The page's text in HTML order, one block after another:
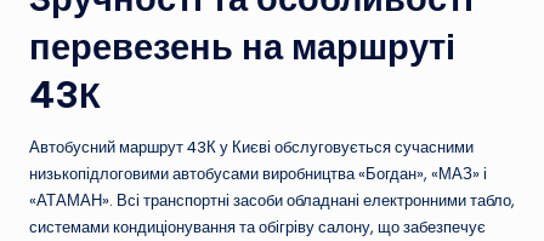
перевезень на маршруті
43К
Автобусний маршрут 43К у Києві обслуговується сучасними
низькопідлоговими автобусами виробництва «Богдан», «МАЗ» і
«АТАМАН». Всі транспортні засоби обладнані електронними табло,
системами кондиціонування та обігріву салону, що забезпечує